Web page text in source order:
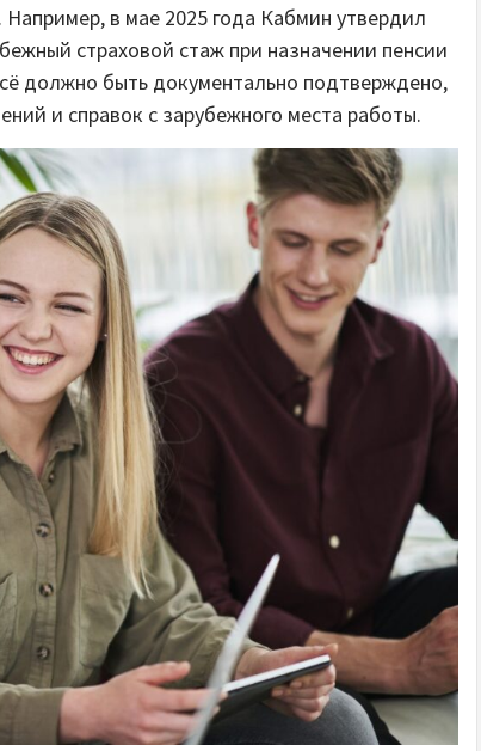
в мае 2025 года Кабмин утвердил
страховой стаж при назначении пенсии
должно быть документально подтверждено,
и справок с зарубежного места работы.